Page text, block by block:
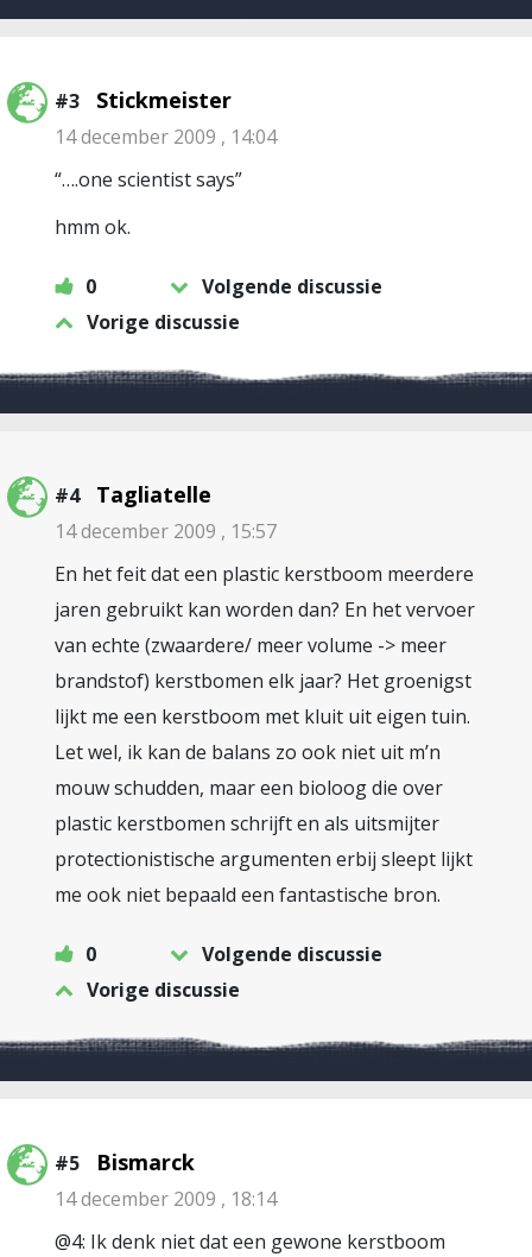
#3 Stickmeister
14 december 2009 , 14:04
“….one scientist says”
hmm ok.
0
Volgende discussie
Vorige discussie
#4 Tagliatelle
14 december 2009 , 15:57
En het feit dat een plastic kerstboom meerdere
jaren gebruikt kan worden dan? En het vervoer
van echte (zwaardere/ meer volume -> meer
brandstof) kerstbomen elk jaar? Het groenigst
lijkt me een kerstboom met kluit uit eigen tuin.
Let wel, ik kan de balans zo ook niet uit m’n
mouw schudden, maar een bioloog die over
plastic kerstbomen schrijft en als uitsmijter
protectionistische argumenten erbij sleept lijkt
me ook niet bepaald een fantastische bron.
0
Volgende discussie
Vorige discussie
#5 Bismarck
14 december 2009 , 18:14
@4: Ik denk niet dat een gewone kerstboom